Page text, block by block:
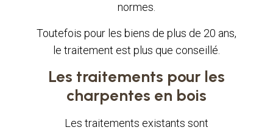
normes.
Toutefois pour les biens de plus de 20 ans,
le traitement est plus que conseillé.
Les traitements pour les
charpentes en bois
Les traitements existants sont